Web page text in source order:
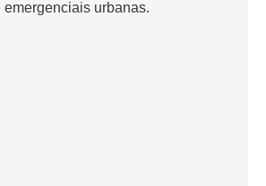
emergenciais urbanas.